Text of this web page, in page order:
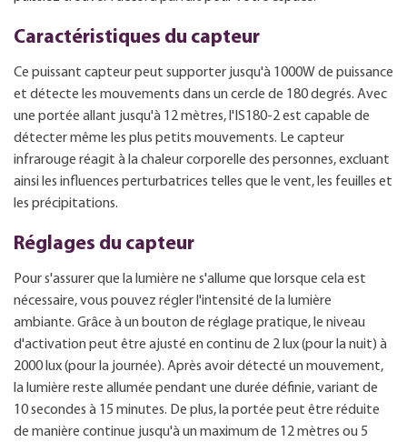
Caractéristiques du capteur
Ce puissant capteur peut supporter jusqu'à 1000W de puissance
et détecte les mouvements dans un cercle de 180 degrés. Avec
une portée allant jusqu'à 12 mètres, l'IS180-2 est capable de
détecter même les plus petits mouvements. Le capteur
infrarouge réagit à la chaleur corporelle des personnes, excluant
ainsi les influences perturbatrices telles que le vent, les feuilles et
les précipitations.
Réglages du capteur
Pour s'assurer que la lumière ne s'allume que lorsque cela est
nécessaire, vous pouvez régler l'intensité de la lumière
ambiante. Grâce à un bouton de réglage pratique, le niveau
d'activation peut être ajusté en continu de 2 lux (pour la nuit) à
2000 lux (pour la journée). Après avoir détecté un mouvement,
la lumière reste allumée pendant une durée définie, variant de
10 secondes à 15 minutes. De plus, la portée peut être réduite
de manière continue jusqu'à un maximum de 12 mètres ou 5